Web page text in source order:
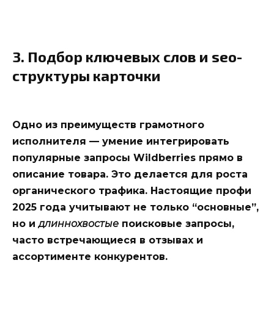
3. Подбор ключевых слов и seo-
структуры карточки
Одно из преимуществ грамотного
исполнителя — умение интегрировать
популярные запросы Wildberries прямо в
описание товара. Это делается для роста
органического трафика. Настоящие профи
2025 года учитывают не только “основные”,
но идлиннохвостые поисковые запросы,
часто встречающиеся в отзывах и
ассортименте конкурентов.